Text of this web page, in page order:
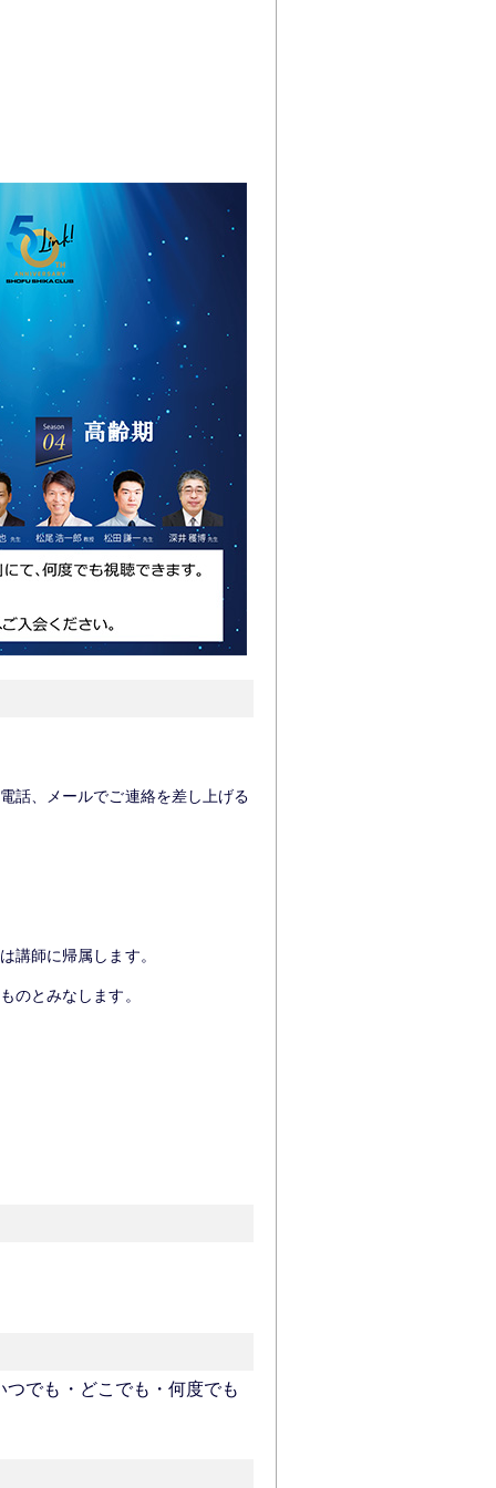
話、メールでご連絡を差し上げる
講師に帰属します。
のとみなします。
つでも・どこでも・何度でも